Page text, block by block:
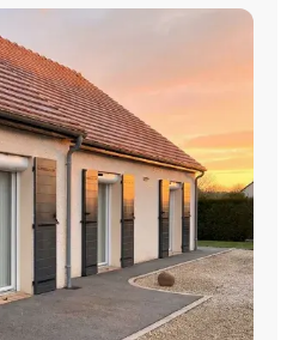
VITRÉES
et portes-fenêtres
Plein Jour Habitat.